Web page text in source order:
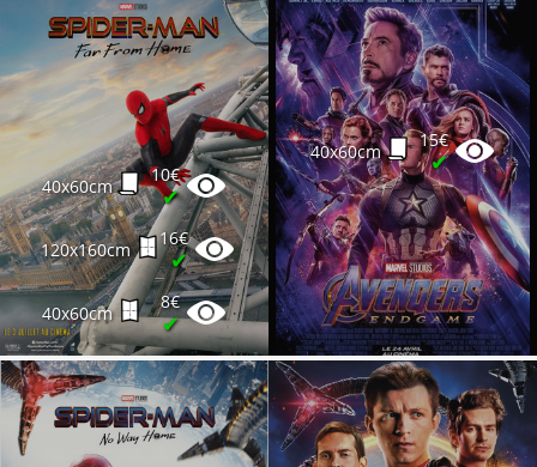
40x60cm
10€
✔
120x160cm
16€
✔
40x60cm
8€
✔
40x60cm
12€
✔
40x60cm
10€
✔
40x60cm
15€
✔